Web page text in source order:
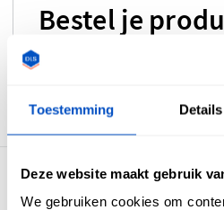
Toestemming Details
Deze website maakt gebruik
We gebruiken cookies om
Bestel je
opnieuw
4,7